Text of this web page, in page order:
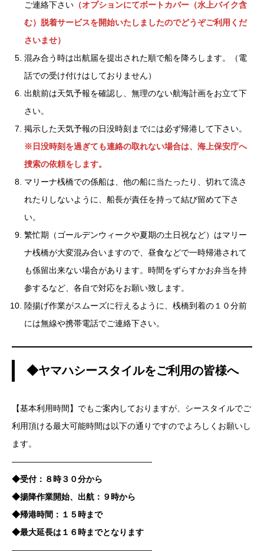
ご連絡下さい （オプションにてボートカバー（水上バイク含
む）脱着サービスを開始いたしましたのでどうぞご利用くだ
さいませ）
混み合う時は出航届を提出された順で船を降ろします。（電
話での受け付けはしておりません）
出航前は天気予報を確認し、無理のない航海計画をお立て下
さい。
掲示した天気予報の日没時刻までには必ず帰港して下さい。
※日没時刻を過ぎても連絡の取れない場合は、海上保安庁へ
捜索の依頼をします。
マリーナ桟橋での係船は、他の船に当たったり、切れて流さ
れたりしないように、船長が責任を持って結び留めて下さ
い。
繁忙期（ゴールデンウィークや夏期の土日祝など）はマリー
ナ桟橋が大変混み合いますので、昼食などで一時帰港されて
も係留出来ない場合があります。時間をずらすかお弁当を持
参するなど、各自で対応をお願い致します。
陸揚げ作業がスムーズに行えるように、桟橋到着の１０分前
には無線や携帯電話でご連絡下さい。
◆ヤマハシースタイルをご利用の皆様へ
【基本利用時間】でもご案内しておりますが、シースタイルでご
利用頂ける最大可能時間は以下の通りですのでよろしくお願いし
ます。
—————————————————
◆受付：８時３０分から
◆揚降作業開始、出航：９時から
◆帰港時間：１５時まで
◆最大延長は１６時までとなります